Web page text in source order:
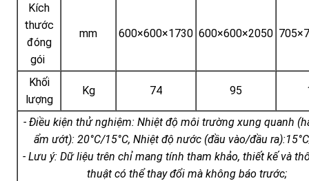
Kích
thước
đóng
gói
mm 600×600×1730 600×600×2050
Khối
lượng
Kg 74 95
- Điều kiện thử nghiệm: Nhiệt độ môi trường xung quanh
ẩm ướt): 20°C/15°C, Nhiệt độ nước (đầu vào/đầu
- Lưu ý: Dữ liệu trên chỉ mang tính tham khảo, thiết kế và
thuật có thể thay đổi mà không báo trước;